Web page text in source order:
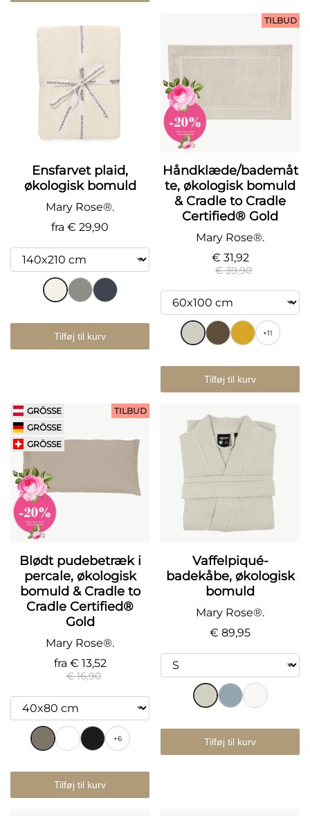
Ensfarvet plaid,
økologisk bomuld
Mary Rose®.
fra € 29,90
Tilføj til kurv
Håndklæde/bademåt
te, økologisk bomuld
& Cradle to Cradle
Certified® Gold
TILBUD
Mary Rose®.
€ 31,92
€ 39,90
+11
Tilføj til kurv
GRÖSSE
GRÖSSE
GRÖSSE
Blødt pudebetræk i
percale, økologisk
bomuld & Cradle to
Cradle Certified®
Gold
TILBUD
Mary Rose®.
fra € 13,52
€ 16,90
+6
Tilføj til kurv
Vaffelpiqué-
badekåbe, økologisk
bomuld
Mary Rose®.
€ 89,95
Tilføj til kurv